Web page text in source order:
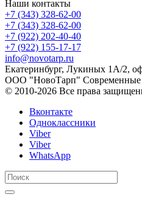
Наши контакты
+7 (343) 328-62-00
+7 (343) 328-62-00
+7 (922) 202-40-40
+7 (922) 155-17-17
info@novotarp.ru
Екатеринбург, Лукиных 1А/2,
ООО "НовоТарп" Современные
© 2010-2026 Все права
Вконтакте
Одноклассники
Viber
Viber
WhatsApp